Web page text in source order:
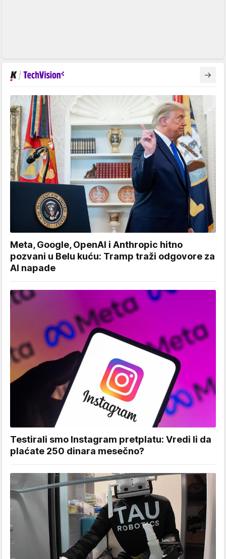
Meta, Google, OpenAI i Anthropic hitno
pozvani u Belu kuću: Tramp traži odgovore za
AI napade
Testirali smo Instagram pretplatu: Vredi li da
plaćate 250 dinara mesečno?